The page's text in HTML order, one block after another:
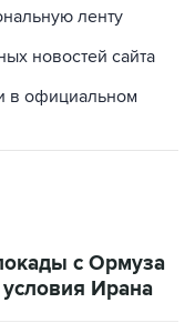
ленту
новостей сайта
в официальном
с Ормуза
Ирана